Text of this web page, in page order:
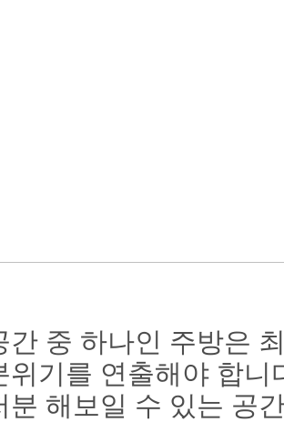
간 중 하나인 주방은
위기를 연출해야 합니
분 해보일 수 있는 공